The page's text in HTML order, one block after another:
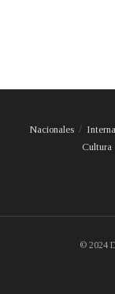
Nacionales
Cultura
© 2024